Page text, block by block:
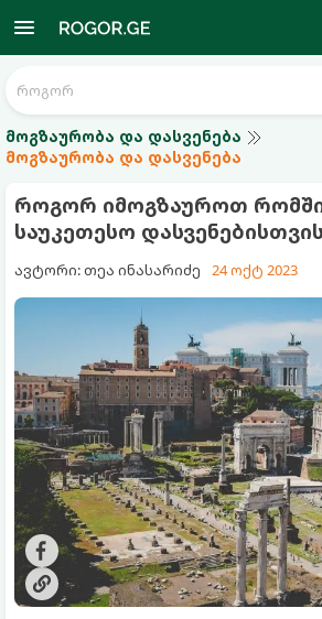
მოგზაურობა და დასვენება
მოგზაურობა და დასვენება
როგორ იმოგზაუროთ რომში
საუკეთესო დასვენებისთვის
ავტორი: თეა ინასარიძე 24 ოქტ 2023